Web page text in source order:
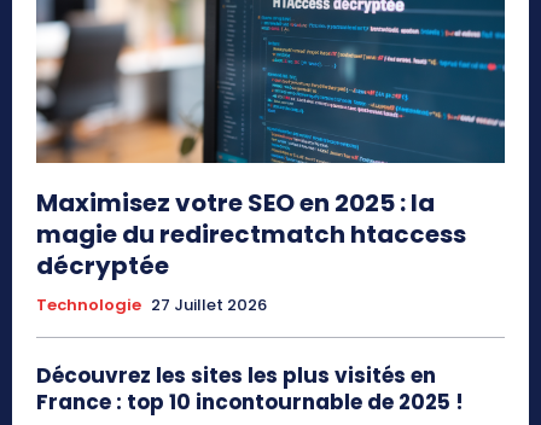
Maximisez votre SEO en 2025 : la
magie du redirectmatch htaccess
décryptée
Technologie 27 Juillet 2026
Découvrez les sites les plus visités en
France : top 10 incontournable de 2025 !